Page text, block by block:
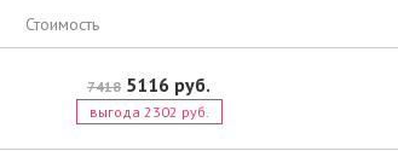
Стоимость
7418 5116 руб.
выгода 2302 руб.